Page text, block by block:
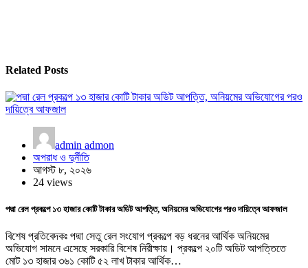
Related Posts
admin admon
অপরাধ ও দুর্নীতি
আগস্ট ৮, ২০২৬
24 views
পদ্মা রেল প্রকল্পে ১৩ হাজার কোটি টাকার অডিট আপত্তি, অনিয়মের অভিযোগের পরও দায়িত্বে আফজাল
বিশেষ প্রতিবেদকঃ পদ্মা সেতু রেল সংযোগ প্রকল্পে বড় ধরনের আর্থিক অনিয়মের
অভিযোগ সামনে এসেছে সরকারি বিশেষ নিরীক্ষায়। প্রকল্পে ২০টি অডিট আপত্তিতে
মোট ১৩ হাজার ৩৬১ কোটি ৫২ লাখ টাকার আর্থিক…